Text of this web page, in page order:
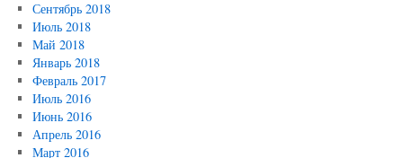
Сентябрь 2018
Июль 2018
Май 2018
Январь 2018
Февраль 2017
Июль 2016
Июнь 2016
Апрель 2016
Март 2016